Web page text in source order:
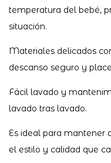
temperatura del bebé,
situación.
Materiales delicados
descanso seguro y
Fácil lavado y
lavado tras lavado.
Es ideal para mantener
el estilo y calidad que